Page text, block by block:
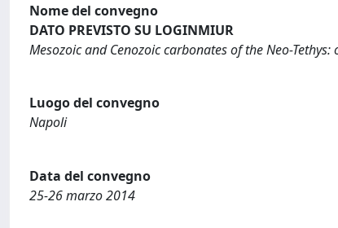
Nome del convegno
DATO PREVISTO SU LOGINMIUR
Mesozoic and Cenozoic carbonates of the Neo-
Luogo del convegno
Napoli
Data del convegno
25-26 marzo 2014